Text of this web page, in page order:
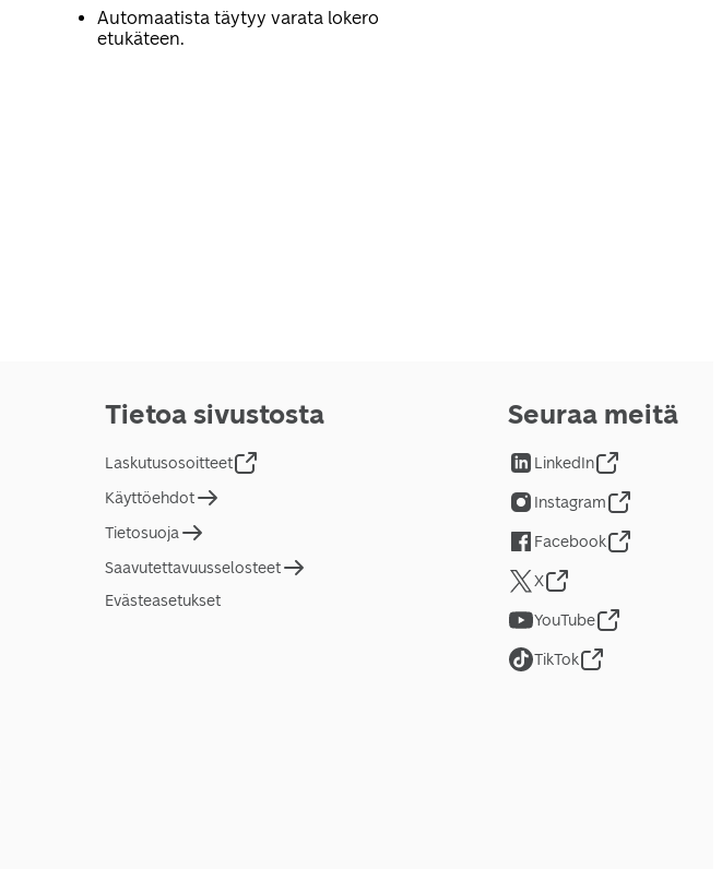
Automaatista täytyy varata lokero
etukäteen.
Tietoa sivustosta
Laskutusosoitteet
Käyttöehdot
Tietosuoja
Saavutettavuusselosteet
Evästeasetukset
Seuraa meitä
LinkedIn
Instagram
Facebook
X
YouTube
TikTok